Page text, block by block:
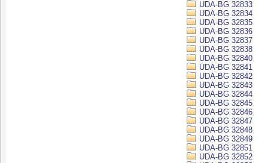
UDA-BG 32833
UDA-BG 32834
UDA-BG 32835
UDA-BG 32836
UDA-BG 32837
UDA-BG 32838
UDA-BG 32840
UDA-BG 32841
UDA-BG 32842
UDA-BG 32843
UDA-BG 32844
UDA-BG 32845
UDA-BG 32846
UDA-BG 32847
UDA-BG 32848
UDA-BG 32849
UDA-BG 32851
UDA-BG 32852